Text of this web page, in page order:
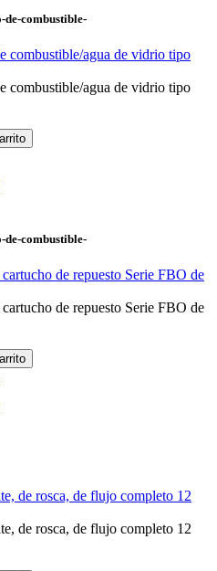
combustible-
combustible/agua de vidrio tipo
combustible/agua de vidrio tipo
combustible-
de repuesto Serie FBO de
de repuesto Serie FBO de
de rosca, de flujo completo 12
de rosca, de flujo completo 12